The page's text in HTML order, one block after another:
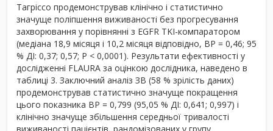
Тагріссо продемонстрував клінічно і статистично
значуще поліпшення виживаності без прогресування
захворювання у порівнянні з EGFR TKI-компаратором
(медіана 18,9 місяця і 10,2 місяця відповідно, ВР = 0,46; 95
% ДІ: 0,37; 0,57; P < 0,0001). Результати ефективності у
дослідженні FLAURA за оцінкою дослідника, наведено в
таблиці 3. Заключний аналіз ЗВ (58 % зрілість даних)
продемонстрував статистично значуще покращення
цього показника ВР = 0,799 (95,05 % ДІ: 0,641; 0,997) і
клінічно значуще збільшення середньої тривалості